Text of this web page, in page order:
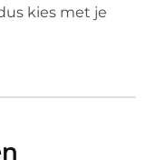
kies met je